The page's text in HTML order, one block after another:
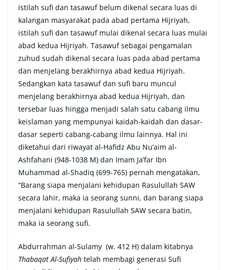
istilah sufi dan tasawuf belum dikenal secara luas di
kalangan masyarakat pada abad pertama Hijriyah,
istilah sufi dan tasawuf mulai dikenal secara luas mulai
abad kedua Hijriyah. Tasawuf sebagai pengamalan
zuhud sudah dikenal secara luas pada abad pertama
dan menjelang berakhirnya abad kedua Hijriyah.
Sedangkan kata tasawuf dan sufi baru muncul
menjelang berakhirnya abad kedua Hijriyah, dan
tersebar luas hingga menjadi salah satu cabang ilmu
keislaman yang mempunyai kaidah-kaidah dan dasar-
dasar seperti cabang-cabang ilmu lainnya. Hal ini
diketahui dari riwayat al-Hafidz Abu Nu’aim al-
Ashfahani (948-1038 M) dan Imam Ja’far Ibn
Muhammad al-Shadiq (699-765) pernah mengatakan,
“Barang siapa menjalani kehidupan Rasulullah SAW
secara lahir, maka ia seorang sunni, dan barang siapa
menjalani kehidupan Rasulullah SAW secara batin,
maka ia seorang sufi.
Abdurrahman al-Sulamy (w. 412 H) dalam kitabnya
Thabaqat Al-Suﬁyah telah membagi generasi Suﬁ